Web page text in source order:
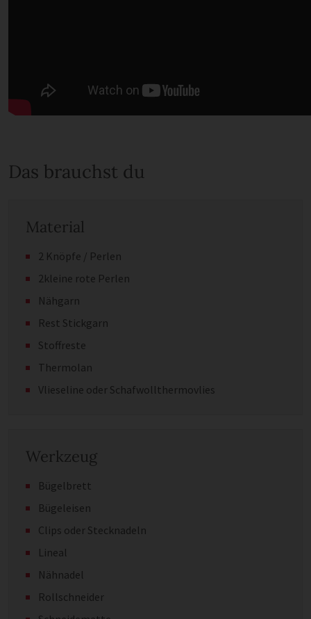
Das brauchst du
Material
2 Knöpfe / Perlen
2kleine rote Perlen
Nähgarn
Rest Stickgarn
Stoffreste
Thermolan
Vlieseline oder Schafwollthermovlies
Werkzeug
Bügelbrett
Bügeleisen
Clips oder Stecknadeln
Lineal
Nähnadel
Rollschneider